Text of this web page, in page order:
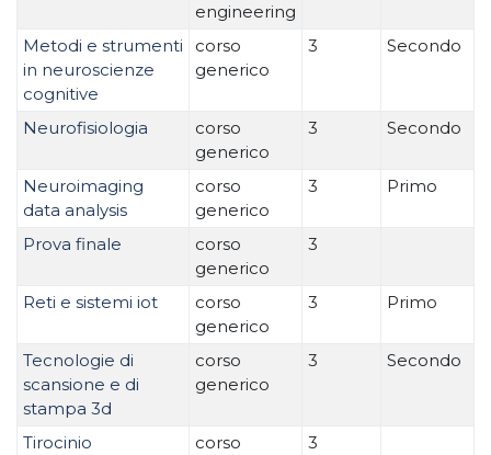
engineering
Metodi e strumenti
in neuroscienze
cognitive
corso
generico
3 Secondo
Neurofisiologia
corso
generico
3 Secondo
Neuroimaging
data analysis
corso
generico
3 Primo
Prova finale
corso
generico
3
Reti e sistemi iot
corso
generico
3 Primo
Tecnologie di
scansione e di
stampa 3d
corso
generico
3 Secondo
Tirocinio
corso
3